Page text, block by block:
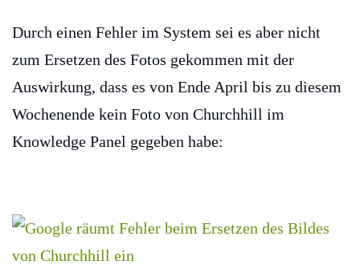
Durch einen Fehler im System sei es aber nicht
zum Ersetzen des Fotos gekommen mit der
Auswirkung, dass es von Ende April bis zu diesem
Wochenende kein Foto von Churchhill im
Knowledge Panel gegeben habe: